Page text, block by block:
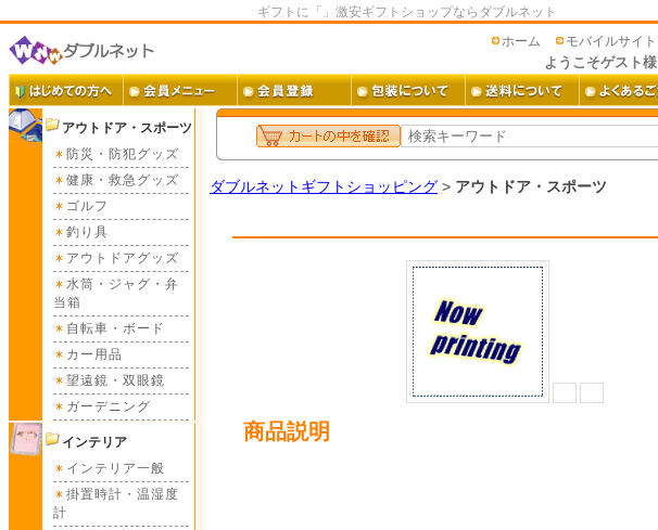
ギフトに「」激安ギフトショップならダブルネット
ホーム
モバイルサイト
アウトドア・スポーツ
防災・防犯グッズ
健康・救急グッズ
ゴルフ
釣り具
アウトドアグッズ
水筒・ジャグ・弁
当箱
自転車・ボード
カー用品
望遠鏡・双眼鏡
ガーデニング
インテリア
インテリア一般
掛置時計・温湿度
計
ようこそゲスト様
ダブルネットギフトショッピング > アウトドア・スポーツ
商品説明